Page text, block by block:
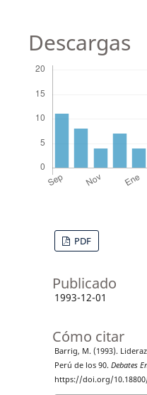
Descargas
PDF
Publicado
1993-12-01
Cómo citar
Barrig, M. (1993).
Perú de los 90. Debates
https://doi.org/